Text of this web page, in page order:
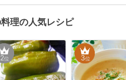
理の人気レシピ
2位 3位